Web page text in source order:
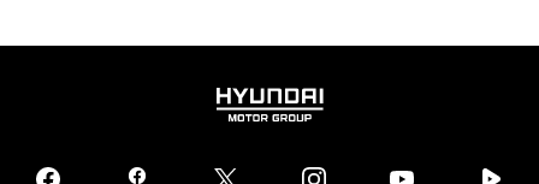
HYUNDAI
GROUP